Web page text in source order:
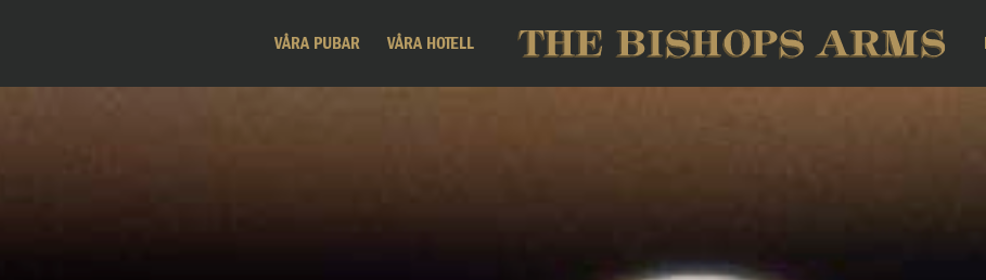
VÅRA PUBAR VÅRA HOTELL